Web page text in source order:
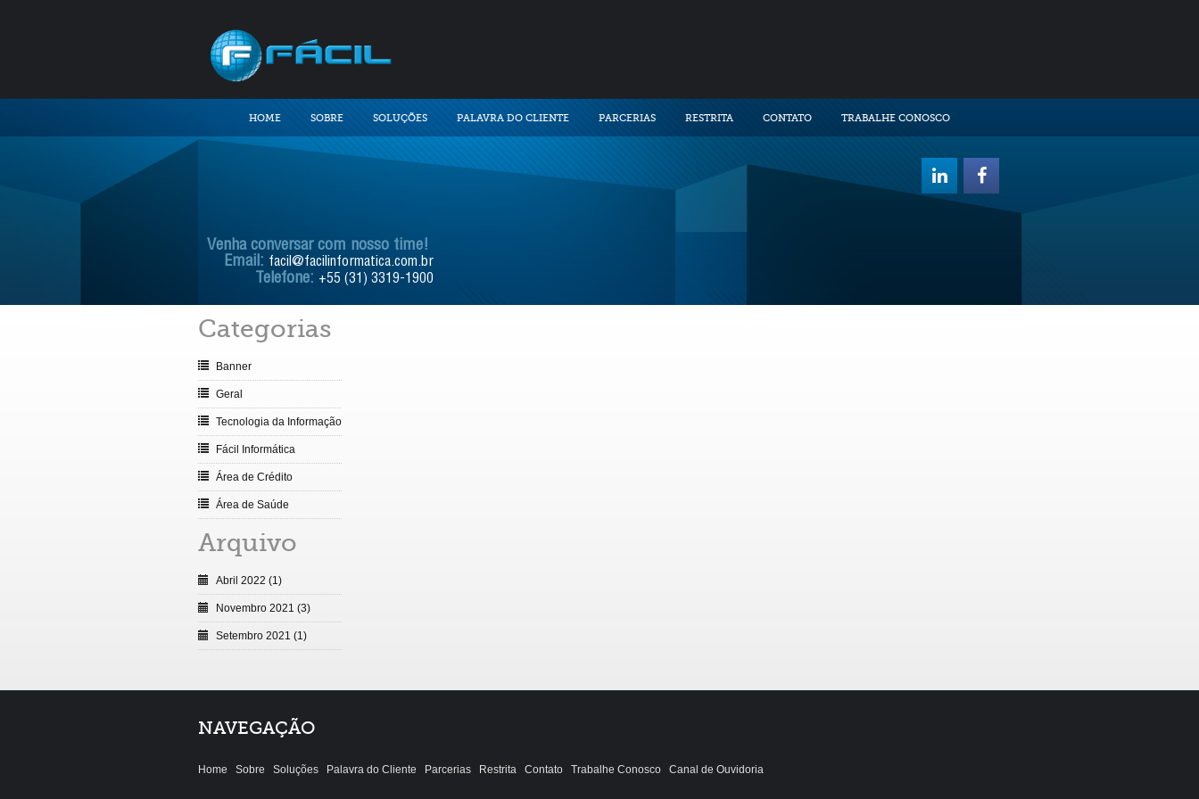
HOME SOBRE SOLUÇÕES PALAVRA DO CLIENTE PARCERIAS RESTRITA CONTATO TRABALHE CONOSCO
Venha conversar com nosso time!
Email: facil@facilinformatica.com.br
Telefone: +55 (31) 3319-1900
Categorias
Banner
Geral
Tecnologia da Informação
Fácil Informática
Área de Crédito
Área de Saúde
Arquivo
Abril 2022 (1)
Novembro 2021 (3)
Setembro 2021 (1)
NAVEGAÇÃO
Home Sobre Soluções Palavra do Cliente Parcerias Restrita Contato Trabalhe Conosco Canal de Ouvidoria